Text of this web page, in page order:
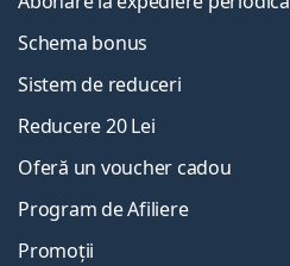
Schema bonus
Sistem de reduceri
Reducere 20 Lei
Oferă un voucher cadou
Program de Afiliere
Promoții